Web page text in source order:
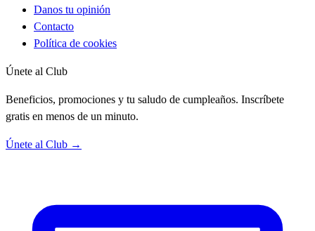
Danos tu opinión
Contacto
Política de cookies
Únete al Club
Beneficios, promociones y tu saludo de cumpleaños. Inscríbete
gratis en menos de un minuto.
Únete al Club →